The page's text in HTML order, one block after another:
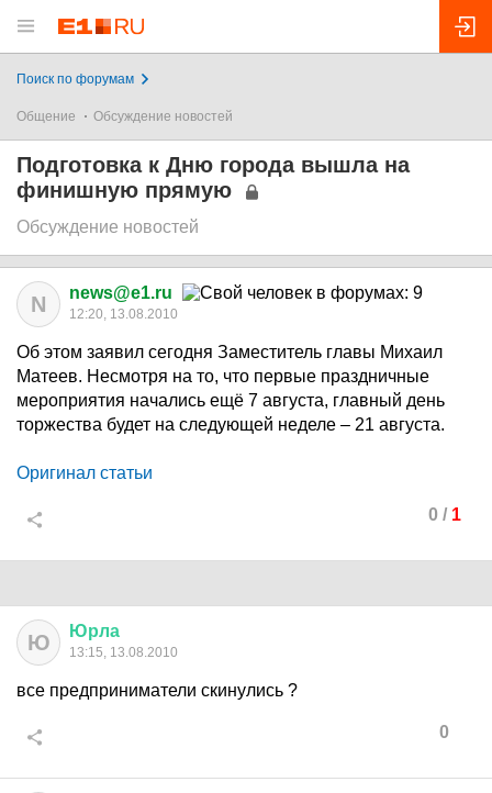
Поиск по форумам
Общение Обсуждение новостей
Подготовка к Дню города вышла на
финишную прямую
Обсуждение новостей
N news@e1.ru
12:20, 13.08.2010
Об этом заявил сегодня Заместитель главы Михаил
Матеев. Несмотря на то, что первые праздничные
мероприятия начались ещё 7 августа, главный день
торжества будет на следующей неделе – 21 августа.
Оригинал статьи
0 / 1
Ю Юрла
13:15, 13.08.2010
все предприниматели скинулись ?
0